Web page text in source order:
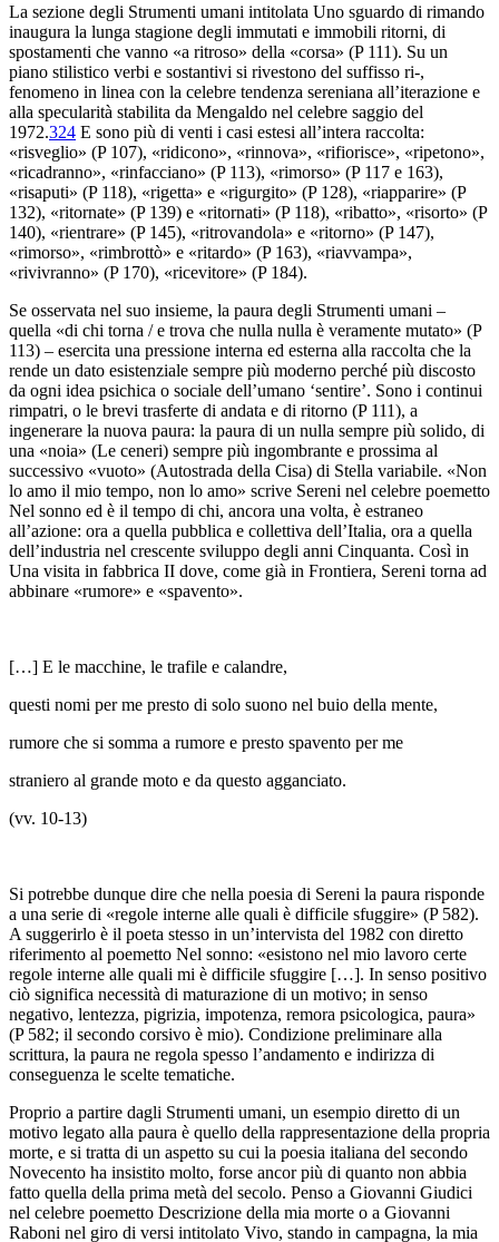
La sezione degli Strumenti umani intitolata Uno sguardo di rimando
inaugura la lunga stagione degli immutati e immobili ritorni, di
spostamenti che vanno «a ritroso» della «corsa» (P 111). Su un
piano stilistico verbi e sostantivi si rivestono del suffisso ri-,
fenomeno in linea con la celebre tendenza sereniana all’iterazione e
alla specularità stabilita da Mengaldo nel celebre saggio del
1972.324 E sono più di venti i casi estesi all’intera raccolta:
«risveglio» (P 107), «ridicono», «rinnova», «rifiorisce», «ripetono»,
«ricadranno», «rinfacciano» (P 113), «rimorso» (P 117 e 163),
«risaputi» (P 118), «rigetta» e «rigurgito» (P 128), «riapparire» (P
132), «ritornate» (P 139) e «ritornati» (P 118), «ribatto», «risorto» (P
140), «rientrare» (P 145), «ritrovandola» e «ritorno» (P 147),
«rimorso», «rimbrottò» e «ritardo» (P 163), «riavvampa»,
«rivivranno» (P 170), «ricevitore» (P 184).
Se osservata nel suo insieme, la paura degli Strumenti umani –
quella «di chi torna / e trova che nulla nulla è veramente mutato» (P
113) – esercita una pressione interna ed esterna alla raccolta che la
rende un dato esistenziale sempre più moderno perché più discosto
da ogni idea psichica o sociale dell’umano ‘sentire’. Sono i continui
rimpatri, o le brevi trasferte di andata e di ritorno (P 111), a
ingenerare la nuova paura: la paura di un nulla sempre più solido, di
una «noia» (Le ceneri) sempre più ingombrante e prossima al
successivo «vuoto» (Autostrada della Cisa) di Stella variabile. «Non
lo amo il mio tempo, non lo amo» scrive Sereni nel celebre poemetto
Nel sonno ed è il tempo di chi, ancora una volta, è estraneo
all’azione: ora a quella pubblica e collettiva dell’Italia, ora a quella
dell’industria nel crescente sviluppo degli anni Cinquanta. Così in
Una visita in fabbrica II dove, come già in Frontiera, Sereni torna ad
abbinare «rumore» e «spavento».
[…] E le macchine, le trafile e calandre,
questi nomi per me presto di solo suono nel buio della mente,
rumore che si somma a rumore e presto spavento per me
straniero al grande moto e da questo agganciato.
(vv. 10-13)
Si potrebbe dunque dire che nella poesia di Sereni la paura risponde
a una serie di «regole interne alle quali è difficile sfuggire» (P 582).
A suggerirlo è il poeta stesso in un’intervista del 1982 con diretto
riferimento al poemetto Nel sonno: «esistono nel mio lavoro certe
regole interne alle quali mi è difficile sfuggire […]. In senso positivo
ciò significa necessità di maturazione di un motivo; in senso
negativo, lentezza, pigrizia, impotenza, remora psicologica, paura»
(P 582; il secondo corsivo è mio). Condizione preliminare alla
scrittura, la paura ne regola spesso l’andamento e indirizza di
conseguenza le scelte tematiche.
Proprio a partire dagli Strumenti umani, un esempio diretto di un
motivo legato alla paura è quello della rappresentazione della propria
morte, e si tratta di un aspetto su cui la poesia italiana del secondo
Novecento ha insistito molto, forse ancor più di quanto non abbia
fatto quella della prima metà del secolo. Penso a Giovanni Giudici
nel celebre poemetto Descrizione della mia morte o a Giovanni
Raboni nel giro di versi intitolato Vivo, stando in campagna, la mia